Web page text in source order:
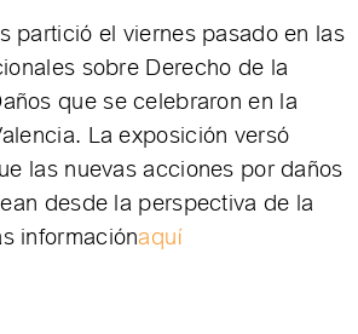
partició el viernes pasado en las
sobre Derecho de la
que se celebraron en la
La exposición versó
las nuevas acciones por daños
desde la perspectiva de la
informaciónaquí